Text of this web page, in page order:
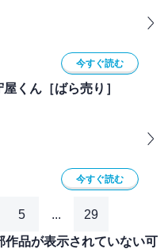
今すぐ読む
くん［ばら売り］
今すぐ読む
5 ... 29
作品が表示されていない可